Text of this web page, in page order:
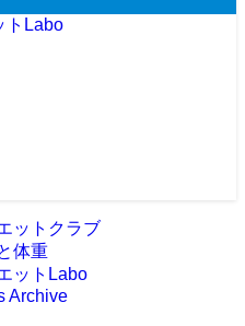
トLabo
ットクラブ
体重
ットLabo
Archive